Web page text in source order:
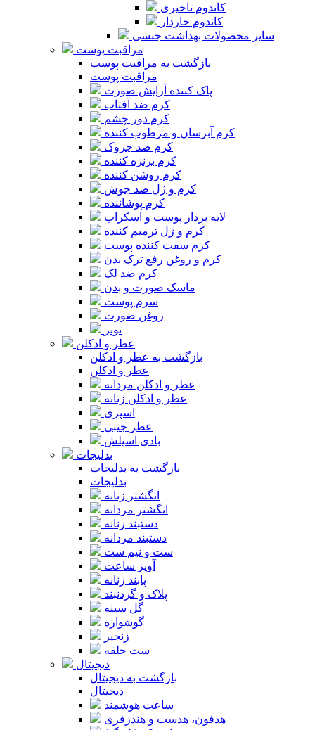
کاندوم تاخیری
کاندوم خاردار
سایر محصولات بهداشت جنسی
مراقبت پوست
بازگشت به مراقبت پوست
مراقبت پوست
پاک کننده آرایش صورت
کرم ضد آفتاب
کرم دور چشم
کرم آبرسان و مرطوب کننده
کرم ضد چروک
کرم برنزه کننده
کرم روشن کننده
کرم و ژل ضد جوش
کرم پوشاننده
لایه بردار پوست و اسکراب
کرم و ژل ترمیم کننده
کرم سفت کننده پوست
کرم و روغن رفع ترک بدن
کرم ضد لک
ماسک صورت و بدن
سرم پوست
روغن صورت
تونر
عطر و ادکلن
بازگشت به عطر و ادکلن
عطر و ادکلن
عطر و ادکلن مردانه
عطر و ادکلن زنانه
اسپری
عطر جیبی
بادی اسپلش
بدلیجات
بازگشت به بدلیجات
بدلیجات
انگشتر زنانه
انگشتر مردانه
دستبند زنانه
دستبند مردانه
ست و نیم ست
آویز ساعت
پابند زنانه
پلاک و گردنبند
گل سینه
گوشواره
زنجیر
ست حلقه
دیجیتال
بازگشت به دیجیتال
دیجیتال
ساعت هوشمند
هدفون، هدست و هندزفری